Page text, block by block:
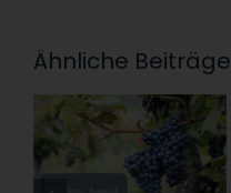
Ähnliche Beiträge